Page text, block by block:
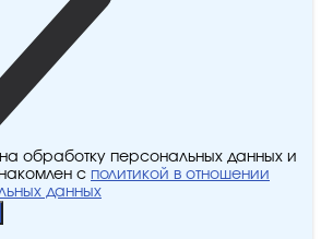
на обработку персональных данных и
с политикой в отношении
данных